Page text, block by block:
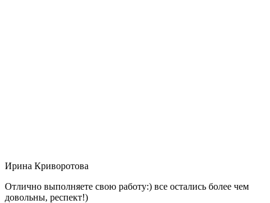
Ирина Криворотова
Отлично выполняете свою работу:) все остались более чем
довольны, респект!)